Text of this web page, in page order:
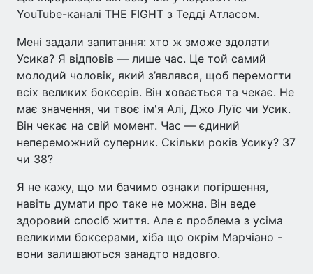
YouTube-каналі THE FIGHT з Тедді Атласом.
Мені задали запитання: хто ж зможе здолати
Усика? Я відповів — лише час. Це той самий
молодий чоловік, який з’являвся, щоб перемогти
всіх великих боксерів. Він ховається та чекає. Не
має значення, чи твоє ім'я Алі, Джо Луїс чи Усик.
Він чекає на свій момент. Час — єдиний
непереможний суперник. Скільки років Усику? 37
чи 38?
Я не кажу, що ми бачимо ознаки погіршення,
навіть думати про таке не можна. Він веде
здоровий спосіб життя. Але є проблема з усіма
великими боксерами, хіба що окрім Марчіано -
вони залишаються занадто надовго.